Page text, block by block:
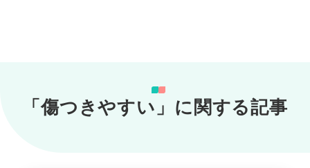
「傷つきやすい」に関する記事